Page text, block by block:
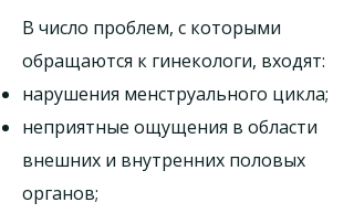
В число проблем, с которыми
обращаются к гинекологи, входят:
нарушения менструального цикла;
неприятные ощущения в области
внешних и внутренних половых
органов;